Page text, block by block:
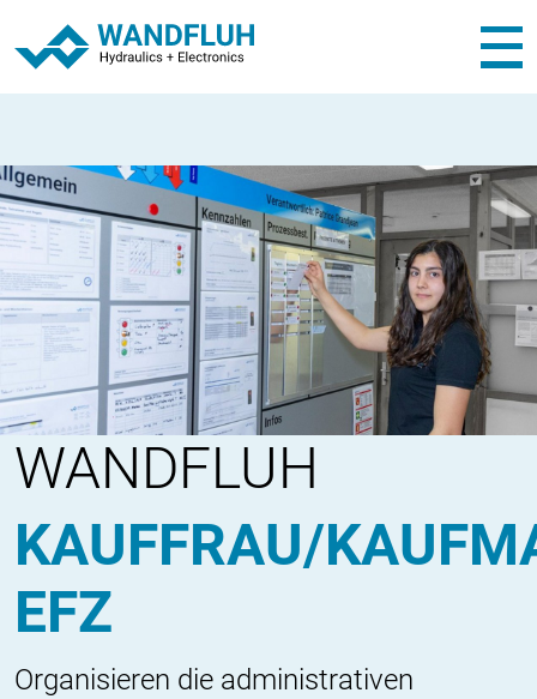
WANDFLUH
KAUFFRAU/
EFZ
Organisieren die administrativen